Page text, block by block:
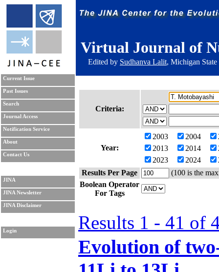
Virtual Journal of
Edited by Sudhanva Lalit, Michigan
Current Issue
Past Issues
Search
Journal Access
Notification Service
About
Contact Us
JINA
JINA Newsletter
JINA Disclaimer
Login
Criteria:
Year:
2003 2004
2013
2014
2023
2024
Results Per Page
(100 is the
Boolean Operator
For Tags
Results 1 - 41 of
Evolution of